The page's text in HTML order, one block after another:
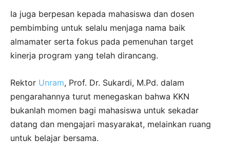
Ia juga berpesan kepada mahasiswa dan dosen
pembimbing untuk selalu menjaga nama baik
almamater serta fokus pada pemenuhan target
kinerja program yang telah dirancang.
Rektor Unram, Prof. Dr. Sukardi, M.Pd. dalam
pengarahannya turut menegaskan bahwa KKN
bukanlah momen bagi mahasiswa untuk sekadar
datang dan mengajari masyarakat, melainkan ruang
untuk belajar bersama.